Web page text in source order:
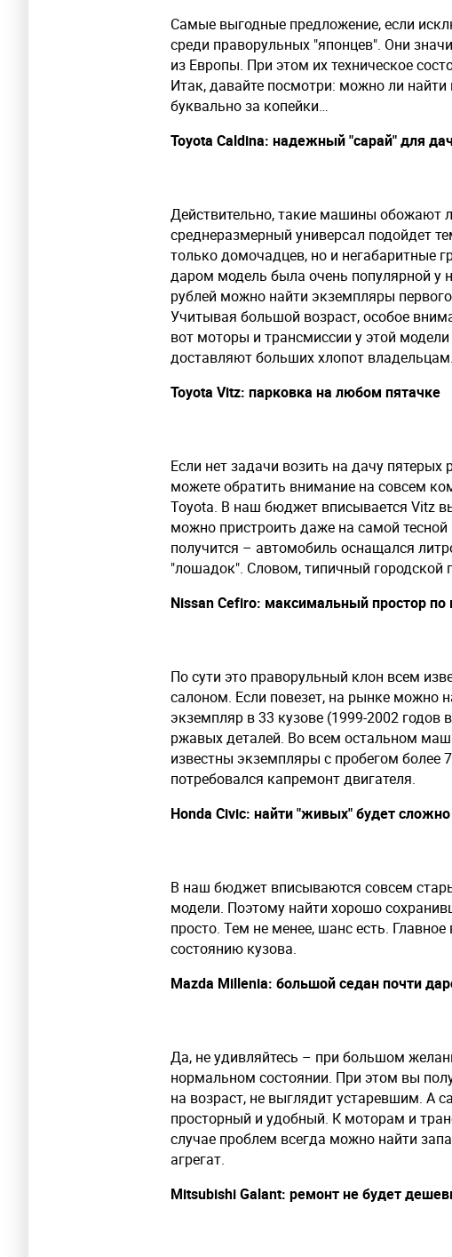
Самые выгодные предложение, если
среди праворульных "японцев". Они
из Европы. При этом их техническое
Итак, давайте посмотри: можно ли
буквально за копейки…
Toyota Caldina: надежный "сарай" для
Действительно, такие машины обожают
среднеразмерный универсал подойдет
только домочадцев, но и негабаритные
даром модель была очень популярной у
рублей можно найти экземпляры
Учитывая большой возраст, особое
вот моторы и трансмиссии у этой
доставляют больших хлопот владельцам.
Toyota Vitz: парковка на любом пятачке
Если нет задачи возить на дачу пятерых
можете обратить внимание на совсем
Toyota. В наш бюджет вписывается Vitz
можно пристроить даже на самой
получится – автомобиль оснащался
"лошадок". Словом, типичный городской
Nissan Cefiro: максимальный простор
По сути это праворульный клон всем
салоном. Если повезет, на рынке можно
экземпляр в 33 кузове (1999-2002 годов
ржавых деталей. Во всем остальном
известны экземпляры с пробегом более
потребовался капремонт двигателя.
Honda Civic: найти "живых" будет сложно
В наш бюджет вписываются совсем
модели. Поэтому найти хорошо
просто. Тем не менее, шанс есть.
состоянию кузова.
Mazda Millenia: большой седан почти
Да, не удивляйтесь – при большом
нормальном состоянии. При этом вы
на возраст, не выглядит устаревшим. А
просторный и удобный. К моторам и
случае проблем всегда можно найти
агрегат.
Mitsubishi Galant: ремонт не будет